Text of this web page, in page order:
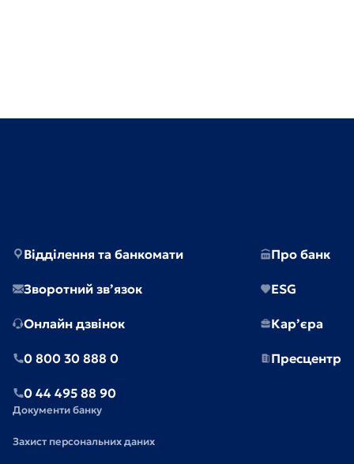
Відділення та банкомати
Зворотний зв’язок
Онлайн дзвінок
0 800 30 888 0
0 44 495 88 90
Про банк
ESG
Кар’єра
Пресцентр
Документи банку
Захист персональних даних